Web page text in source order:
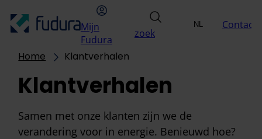
Overslaan naar inhoudhoofdmenu
Uitdagingen
Mijn Fudura
Mijn
Fudura
zoek
zoek
NL Contact
Home Klantverhalen
Klantverhalen
Samen met onze klanten zijn we de
verandering voor in energie. Benieuwd hoe?